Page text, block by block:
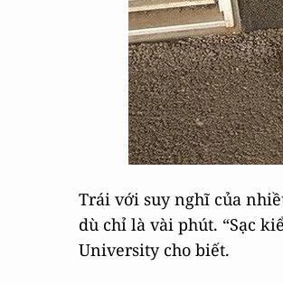
Trái với suy nghĩ của
dù chỉ là vài phút. “Sạc
University cho biết.